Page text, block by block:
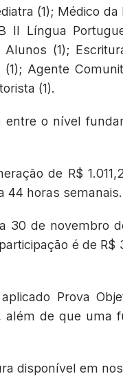
(1); Médico da
II Língua
(1);
Agente
(1).
entre o nível
de R$
44 horas semanais.
30 de novembro
é de R$
Prova
além de que uma
disponível em